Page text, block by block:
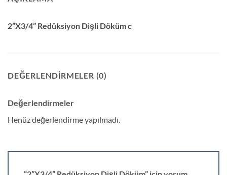
2”X3/4” Redüksiyon Dişli Döküm c
DEĞERLENDIRMELER (0)
Değerlendirmeler
Henüz değerlendirme yapılmadı.